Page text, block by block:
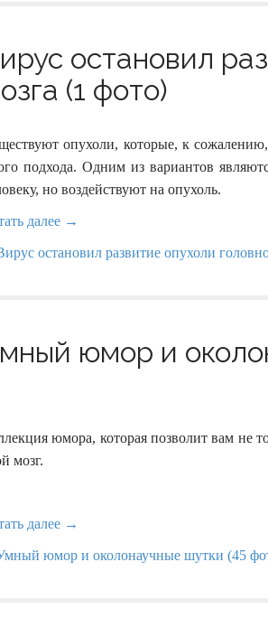
остановил
(1 фото)
опухоли, которые, к
подхода. Одним из вариантов
но воздействуют на опухоль.
далее →
юмор и
юмора, которая позволит вам не
мозг.
далее →